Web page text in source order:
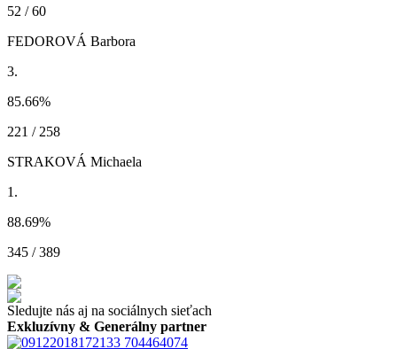
52 / 60
FEDOROVÁ Barbora
3.
85.66%
221 / 258
STRAKOVÁ Michaela
1.
88.69%
345 / 389
Sledujte nás aj na sociálnych sieťach
Exkluzívny & Generálny partner